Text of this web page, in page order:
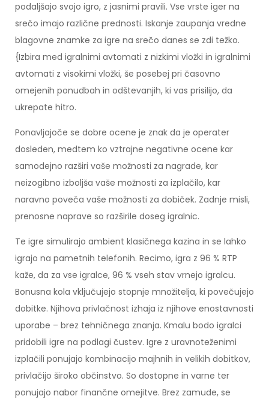
podaljšajo svojo igro, z jasnimi pravili. Vse vrste iger na
srečo imajo različne prednosti. Iskanje zaupanja vredne
blagovne znamke za igre na srečo danes se zdi težko.
{Izbira med igralnimi avtomati z nizkimi vložki in igralnimi
avtomati z visokimi vložki, še posebej pri časovno
omejenih ponudbah in odštevanjih, ki vas prisilijo, da
ukrepate hitro.
Ponavljajoče se dobre ocene je znak da je operater
dosleden, medtem ko vztrajne negativne ocene kar
samodejno razširi vaše možnosti za nagrade, kar
neizogibno izboljša vaše možnosti za izplačilo, kar
naravno poveča vaše možnosti za dobiček. Zadnje misli,
prenosne naprave so razširile doseg igralnic.
Te igre simulirajo ambient klasičnega kazina in se lahko
igrajo na pametnih telefonih. Recimo, igra z 96 % RTP
kaže, da za vse igralce, 96 % vseh stav vrnejo igralcu.
Bonusna kola vključujejo stopnje množitelja, ki povečujejo
dobitke. Njihova privlačnost izhaja iz njihove enostavnosti
uporabe – brez tehničnega znanja. Kmalu bodo igralci
pridobili igre na podlagi čustev. Igre z uravnoteženimi
izplačili ponujajo kombinacijo majhnih in velikih dobitkov,
privlačijo široko občinstvo. So dostopne in varne ter
ponujajo nabor finančne omejitve. Brez zamude, se